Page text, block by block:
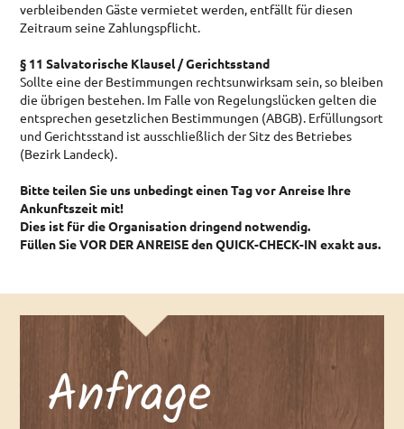
verbleibenden Gäste vermietet werden, entfällt für diesen
Zeitraum seine Zahlungspflicht.
§ 11 Salvatorische Klausel / Gerichtsstand
Sollte eine der Bestimmungen rechtsunwirksam sein, so bleiben
die übrigen bestehen. Im Falle von Regelungslücken gelten die
entsprechen gesetzlichen Bestimmungen (ABGB). Erfüllungsort
und Gerichtsstand ist ausschließlich der Sitz des Betriebes
(Bezirk Landeck).
Bitte teilen Sie uns unbedingt einen Tag vor Anreise Ihre
Ankunftszeit mit!
Dies ist für die Organisation dringend notwendig.
Füllen Sie VOR DER ANREISE den QUICK-CHECK-IN exakt aus.
Anfrage